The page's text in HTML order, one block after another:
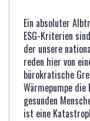
Ein absoluter
ESG-Kriterien
der unsere
reden hier von
bürokratische
Wärmepumpe
gesunden
ist eine